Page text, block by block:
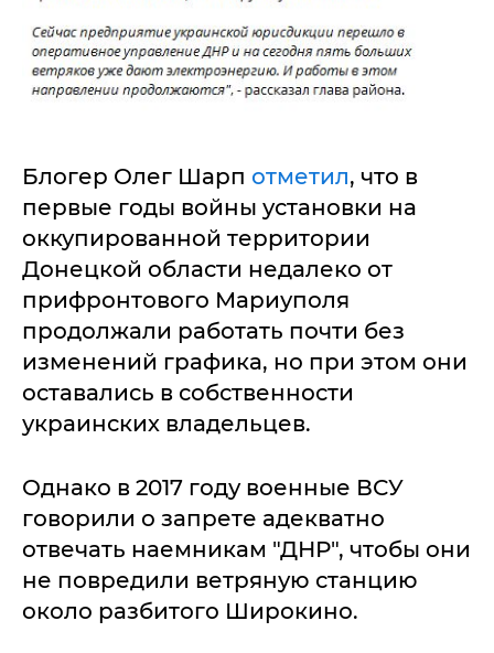
Блогер Олег Шарп отметил, что в
первые годы войны установки на
оккупированной территории
Донецкой области недалеко от
прифронтового Мариуполя
продолжали работать почти без
изменений графика, но при этом они
оставались в собственности
украинских владельцев.
Однако в 2017 году военные ВСУ
говорили о запрете адекватно
отвечать наемникам "ДНР", чтобы они
не повредили ветряную станцию
около разбитого Широкино.